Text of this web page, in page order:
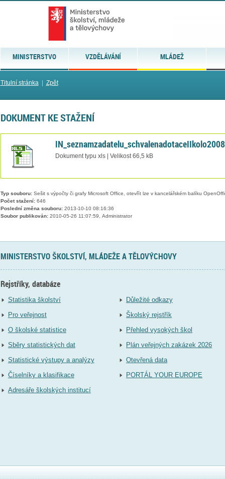
MINISTERSTVO VZDĚLÁVÁNÍ MLÁDEŽ
Titulní stránka| Zpět
DOKUMENT KE STAŽENÍ
Dokument typu xls | Velikost 66,5 kB
Typ souboru:Sešit s výpočty či grafy Microsoft Office, otevřít lze v kancelářském balíku
Počet stažení:646
Poslední změna souboru:2013-10-10 08:16:36
Soubor publikován:2010-05-26 11:07:59, Administrator
MINISTERSTVO ŠKOLSTVÍ, MLÁDEŽE A TĚLOVÝCHOVY
Rejstříky, databáze
Statistika školství
Pro veřejnost
O školské statistice
Sběry statistických dat
Statistické výstupy a analýzy
Číselníky a klasifikace
Adresáře školských institucí
Důležité odkazy
Školský rejstřík
Přehled vysokých škol
Plán veřejných zakázek 2026
Otevřená data
PORTÁL YOUR EUROPE